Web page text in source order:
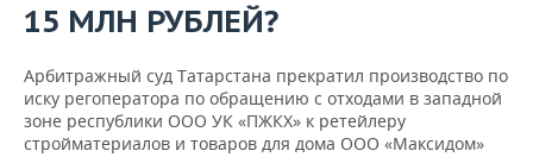
15 МЛН РУБЛЕЙ?
Арбитражный суд Татарстана прекратил производство по
иску регоператора по обращению с отходами в западной
зоне республики ООО УК «ПЖКХ» к ретейлеру
стройматериалов и товаров для дома ООО «Максидом»